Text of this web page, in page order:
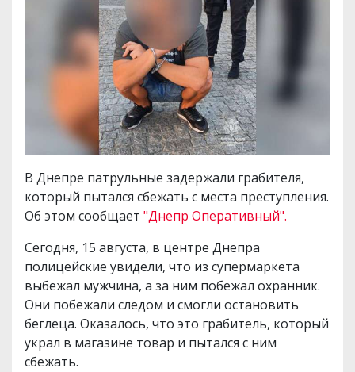
В Днепре патрульные задержали грабителя,
который пытался сбежать с места преступления.
Об этом сообщает "Днепр Оперативный".
Сегодня, 15 августа, в центре Днепра
полицейские увидели, что из супермаркета
выбежал мужчина, а за ним побежал охранник.
Они побежали следом и смогли остановить
беглеца. Оказалось, что это грабитель, который
украл в магазине товар и пытался с ним
сбежать.